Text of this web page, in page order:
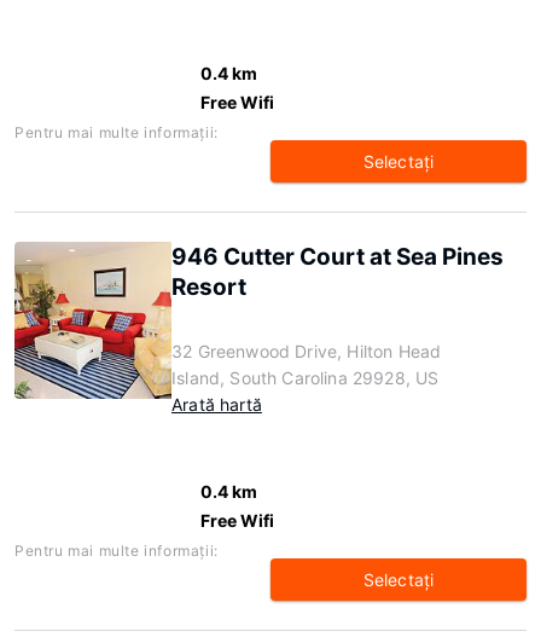
0.4 km
Free Wifi
Pentru mai multe informaţii:
Selectaţi
946 Cutter Court at Sea Pines
Resort
32 Greenwood Drive, Hilton Head
Island, South Carolina 29928, US
Arată hartă
0.4 km
Free Wifi
Pentru mai multe informaţii:
Selectaţi